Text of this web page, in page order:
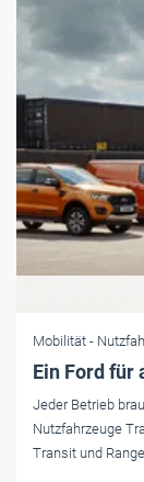
Mobilität -
Ein Ford für
Jeder Betrieb
Nutzfahrzeuge
Transit und